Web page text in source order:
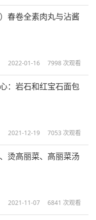
常清爽又有清凉的功
黄瓜汤』。
吃，黄瓜可以煮，
西。也可以用来当
眼睛疲劳时，用两片
服为止。黄瓜如果
更清凉。你可以将
已经知道了。
在饭店，没有盐可以
用一半醋一半水—洒
，或可以马上洗，就
洗，应该就可以
春卷全素肉丸与沾酱
2022-01-16 7998 次观看
：岩石和红宝石面包
2021-12-19 7053 次观看
烫高丽菜、高丽菜汤
2021-11-07 6841 次观看